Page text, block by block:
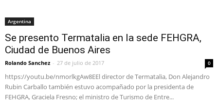
Argentina
Se presento Termatalia en la sede FEHGRA,
Ciudad de Buenos Aires
Rolando Sanchez - 27 de julio de 2017 0
https://youtu.be/nmorlkgAw8EEl director de Termatalia, Don Alejandro
Rubin Carballo también estuvo acompañado por la presidenta de
FEHGRA, Graciela Fresno; el ministro de Turismo de Entre...